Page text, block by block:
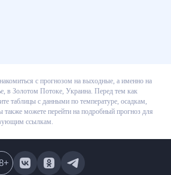
ознакомиться с прогнозом на выходные, а
и воскресенье, в Золотом Потоке, Украина.
свой отдых, изучите таблицы с данными по
ветра и давлению. Вы также можете
для каждого из дней по соответствующим